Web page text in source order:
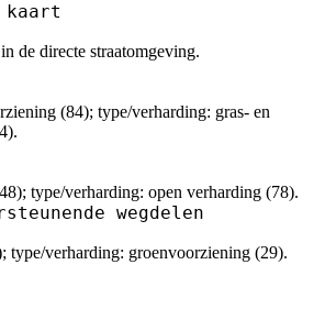
kaart
de directe straatomgeving.
(84); type/verharding: gras- en
type/verharding: open verharding (78).
wegdelen
type/verharding: groenvoorziening (29).